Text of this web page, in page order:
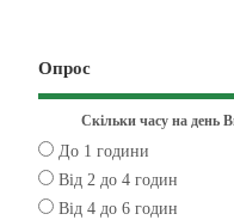
Опрос
Скільки часу на день
До 1 години
Від 2 до 4 годин
Від 4 до 6 годин